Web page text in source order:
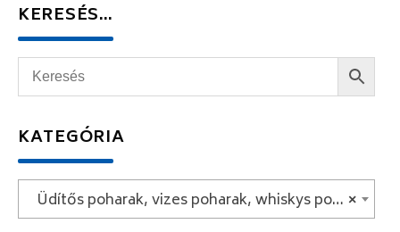
KERESÉS…
KATEGÓRIA
×
Üdítős poharak, vizes poharak, whiskys poharak